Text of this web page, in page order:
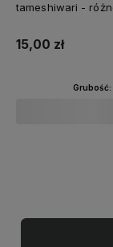
tameshiwari -
15,00 zł
Grubość: